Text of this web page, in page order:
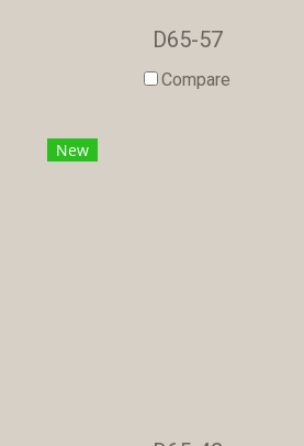
D65-57
Compare
New